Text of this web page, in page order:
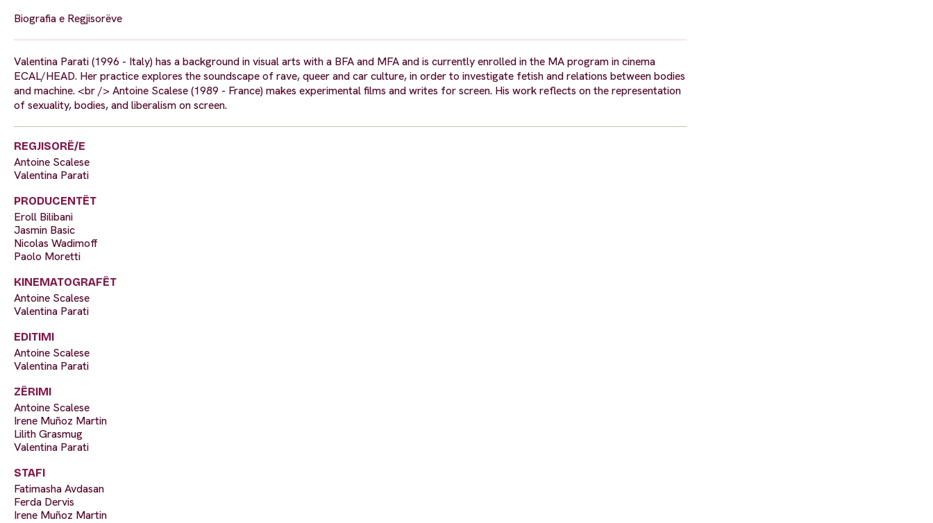
Biografia e Regjisorëve
Valentina Parati (1996 - Italy) has a background in visual arts with a BFA and MFA and is currently enrolled in the MA program in cinema
ECAL/HEAD. Her practice explores the soundscape of rave, queer and car culture, in order to investigate fetish and relations between bodies
and machine. <br /> Antoine Scalese (1989 - France) makes experimental films and writes for screen. His work reflects on the representation
of sexuality, bodies, and liberalism on screen.
REGJISORË/E
Antoine Scalese
Valentina Parati
PRODUCENTËT
Eroll Bilibani
Jasmin Basic
Nicolas Wadimoff
Paolo Moretti
KINEMATOGRAFËT
Antoine Scalese
Valentina Parati
EDITIMI
Antoine Scalese
Valentina Parati
ZËRIMI
Antoine Scalese
Irene Muñoz Martin
Lilith Grasmug
Valentina Parati
STAFI
Fatimasha Avdasan
Ferda Dervis
Irene Muñoz Martin